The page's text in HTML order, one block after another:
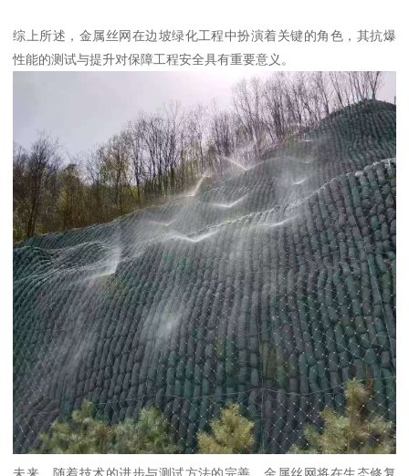
综上所述，金属丝网在边坡绿化工程中扮演着关键的角色，其抗爆
性能的测试与提升对保障工程安全具有重要意义。
未来，随着技术的进步与测试方法的完善，金属丝网将在生态修复